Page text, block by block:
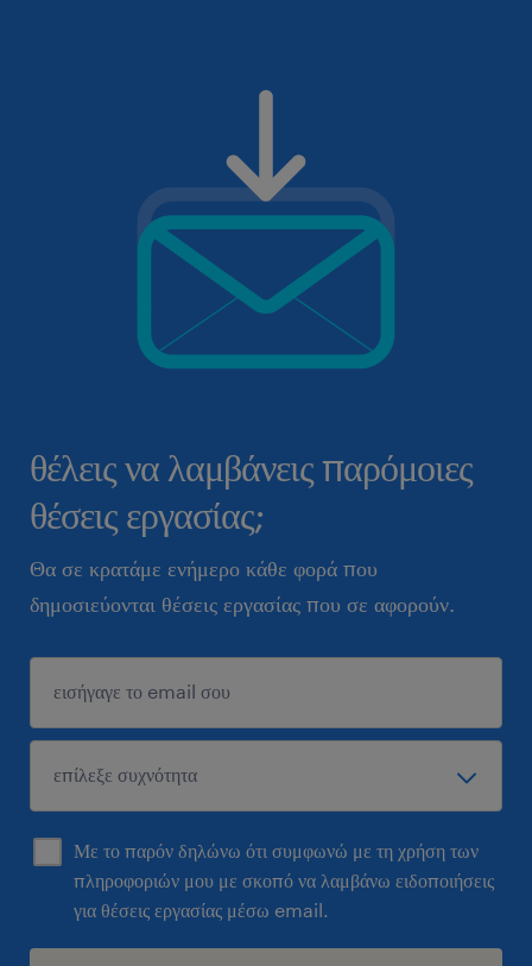
θέλεις να λαμβάνεις παρόμοιες
θέσεις εργασίας;
Θα σε κρατάμε ενήμερο κάθε φορά που
δημοσιεύονται θέσεις εργασίας που σε αφορούν.
Με το παρόν δηλώνω ότι συμφωνώ με τη χρήση των
πληροφοριών μου με σκοπό να λαμβάνω ειδοποιήσεις
για θέσεις εργασίας μέσω email.